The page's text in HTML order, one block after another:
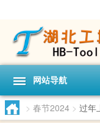
网站导航
> 春节2024 > 过年